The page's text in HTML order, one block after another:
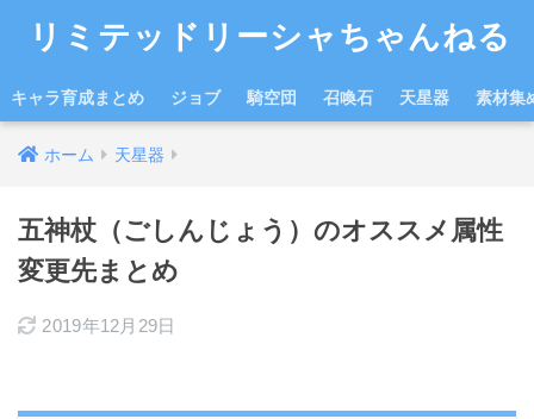
リミテッドリーシャちゃんねる
キャラ育成まとめ ジョブ 騎空団 召喚石 天星器 素材集
ホーム 天星器
五神杖（ごしんじょう）のオススメ属性
変更先まとめ
2019年12月29日